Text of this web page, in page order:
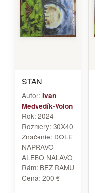
STAN
Autor: Ivan
Medvedík-Volon
Rok: 2024
Rozmery: 30X40
Značenie: DOLE
NAPRAVO
ALEBO NALAVO
Rám: BEZ RAMU
Cena: 200 €